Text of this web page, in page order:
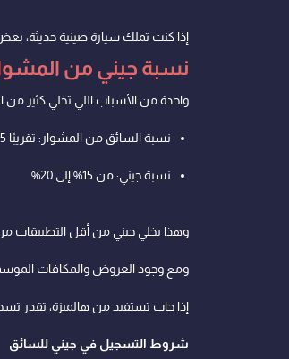
إذا كنت تملك سيارة صينية حديثة،
نسبة جيني من
واحدة من الأسباب اللي تخلي كثير
نسبة السائق من المشوار: تقريبًا 75% إلى 80%
نسبة جيني: من 15% إلى 20%
وهذا يخلي جيني من أقل التطبيقات
ومع وجود العروض والمكافآت
إذا حاب تستفيد من هالميزة، تقدر
شروط التسجيل في جيني للسائق